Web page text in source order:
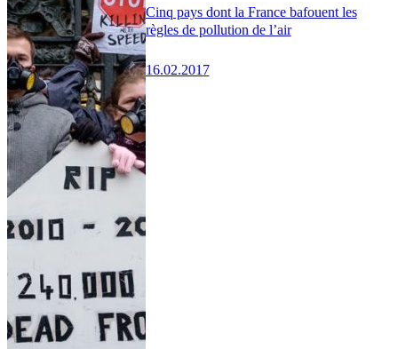
Cinq pays dont la France bafouent les
règles de pollution de l’air
16.02.2017